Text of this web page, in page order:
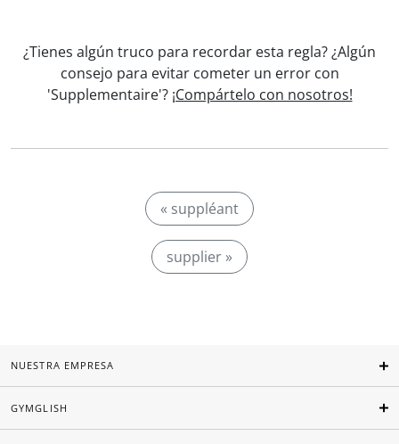
¿Tienes algún truco para recordar esta regla? ¿Algún
consejo para evitar cometer un error con
'Supplementaire'? ¡Compártelo con nosotros!
« suppléant
supplier »
NUESTRA EMPRESA
GYMGLISH